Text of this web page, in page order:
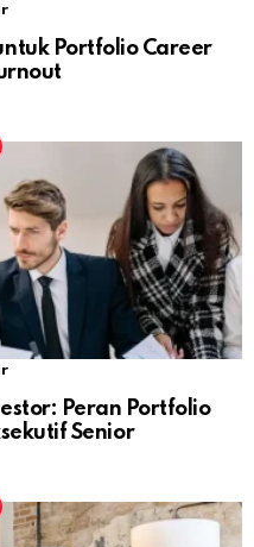
Portfolio Career
Peran Portfolio
Senior